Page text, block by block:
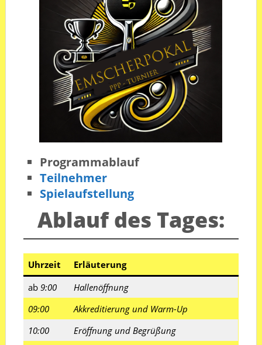
Programmablauf
Teilnehmer
Spielaufstellung
Ablauf des Tages:
Uhrzeit
Erläuterung
ab9:00
Hallenöffnung
09:00
Akkreditierung und Warm-Up
10:00
Eröffnung und Begrüßung